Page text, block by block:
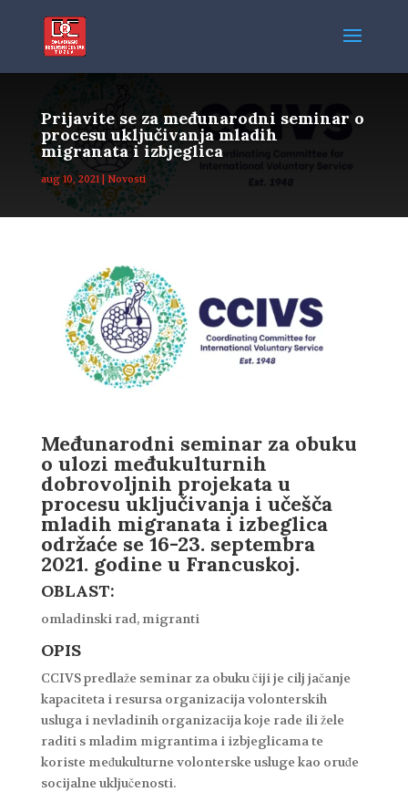
Prijavite se za međunarodni seminar o
procesu uključivanja mladih
migranata i izbjeglica
aug 10, 2021| Novosti
Međunarodni seminar za obuku
o ulozi međukulturnih
dobrovoljnih projekata u
procesu uključivanja i učešča
mladih migranata i izbeglica
održaće se 16-23. septembra
2021. godine u Francuskoj.
OBLAST:
omladinski rad, migranti
OPIS
CCIVS predlaže seminar za obuku čiji je cilj jačanje
kapaciteta i resursa organizacija volonterskih
usluga i nevladinih organizacija koje rade ili žele
raditi s mladim migrantima i izbjeglicama te
koriste međukulturne volonterske usluge kao oruđe
socijalne uključenosti.